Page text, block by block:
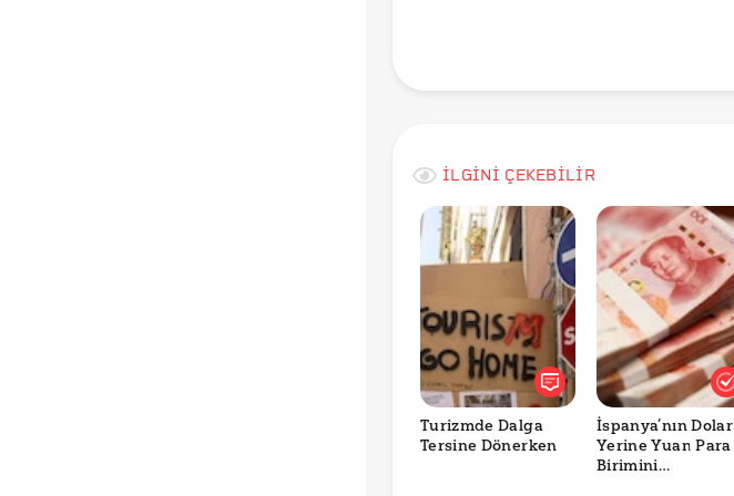
İLGİNİ ÇEKEBİLİR
Turizmde Dalga
Tersine Dönerken
İspanya’nın Dolar
Yerine Yuan Para
Birimini